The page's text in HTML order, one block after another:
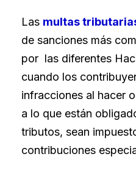
Las multas
de sanciones más
por las diferentes
cuando los
infracciones al hacer
a lo que están
tributos, sean
contribuciones